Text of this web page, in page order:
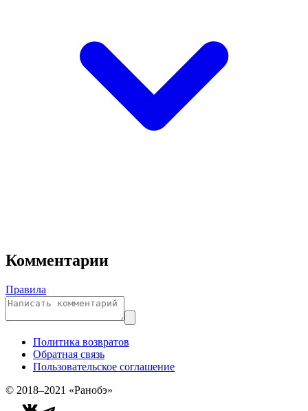
Комментарии
Правила
Политика возвратов
Обратная связь
Пользовательское соглашение
© 2018–2021 «Ранобэ»